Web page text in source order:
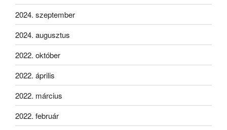
2024. szeptember
2024. augusztus
2022. október
2022. április
2022. március
2022. február